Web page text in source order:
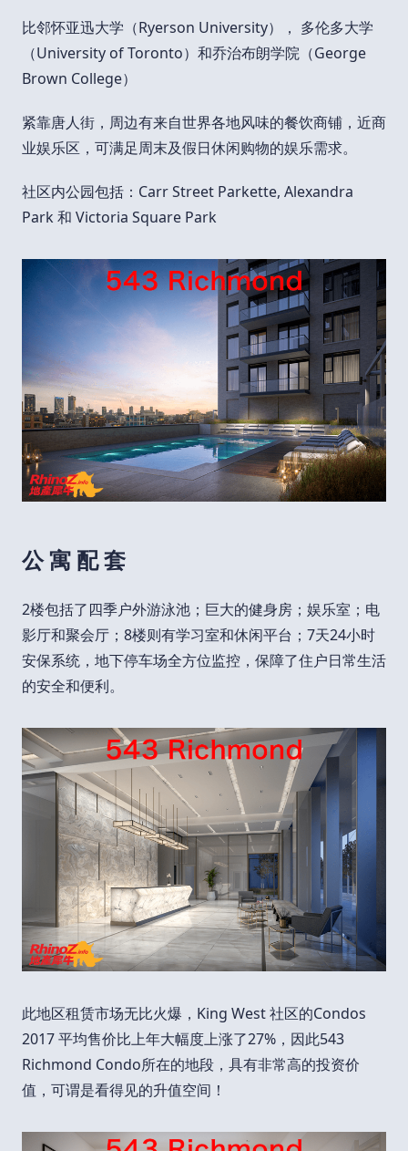
比邻怀亚迅大学（Ryerson University）， 多伦多大学
（University of Toronto）和乔治布朗学院（George
Brown College）
紧靠唐人街，周边有来自世界各地风味的餐饮商铺，近商
业娱乐区，可满足周末及假日休闲购物的娱乐需求。
社区内公园包括：Carr Street Parkette, Alexandra
Park 和 Victoria Square Park
公 寓 配 套
2楼包括了四季户外游泳池；巨大的健身房；娱乐室；电
影厅和聚会厅；8楼则有学习室和休闲平台；7天24小时
安保系统，地下停车场全方位监控，保障了住户日常生活
的安全和便利。
此地区租赁市场无比火爆，King West 社区的Condos
2017 平均售价比上年大幅度上涨了27%，因此543
Richmond Condo所在的地段，具有非常高的投资价
值，可谓是看得见的升值空间！